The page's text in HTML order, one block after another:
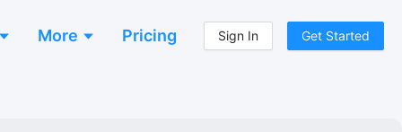
More Pricing Sign In Get Started